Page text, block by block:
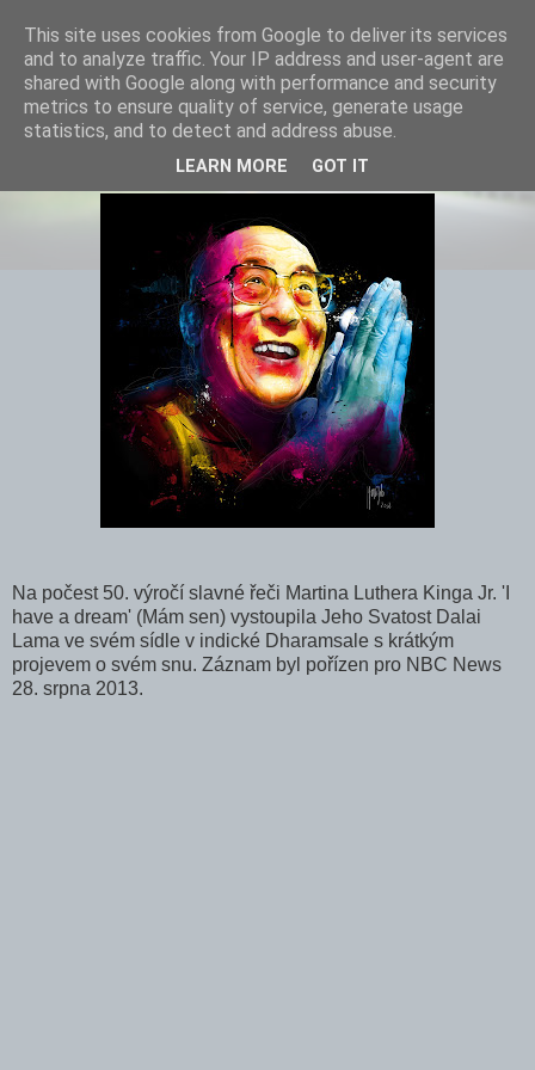
Dalai Lama: I have a dream
Na počest 50. výročí slavné řeči Martina Luthera Kinga Jr. 'I
have a dream' (Mám sen) vystoupila Jeho Svatost Dalai
Lama ve svém sídle v indické Dharamsale s krátkým
projevem o svém snu. Záznam byl pořízen pro NBC News
28. srpna 2013.
This site uses cookies from Google to deliver its services
and to analyze traffic. Your IP address and user-agent are
shared with Google along with performance and security
metrics to ensure quality of service, generate usage
statistics, and to detect and address abuse.
LEARN MORE GOT IT